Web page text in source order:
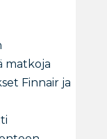
matkoja
Finnair ja